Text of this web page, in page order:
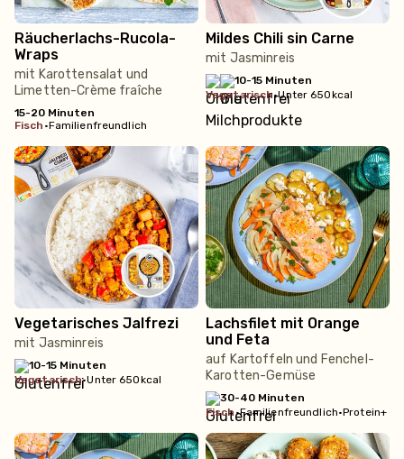
Räucherlachs-Rucola-
Wraps
mit Karottensalat und
Limetten-Crème fraîche
15-20 Minuten
fisch •Familienfreundlich
Mildes Chili sin Carne
mit Jasminreis
10-15 Minuten
vegetarisch•Unter 650kcal
Vegetarisches Jalfrezi
mit Jasminreis
10-15 Minuten
vegetarisch•Unter 650kcal
Lachsfilet mit Orange
und Feta
auf Kartoffeln und Fenchel-
Karotten-Gemüse
30-40 Minuten
fisch•Familienfreundlich•Protein+